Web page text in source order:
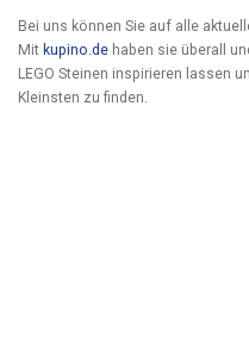
Bei uns können Sie auf alle
Mit kupino.de haben sie überall
LEGO Steinen inspirieren lassen
Kleinsten zu finden.